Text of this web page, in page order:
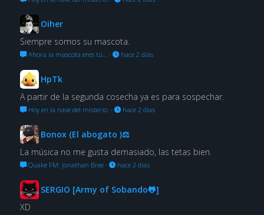
Oiher
Siempre somos su mascota.
Ahora la mascota eres tú… · hace 2 días
HpTk
A partir de la segunda cosecha ya es para sospechar.
Hoy en la nave del misterio: · hace 2 días
Bonox (El abogato )⚖
La música no me gusta demasiado, las tetas bien.
Quake FM: Jonathan Bree· hace 2 días
SERGIO [Army of Sobando🐸]
XD